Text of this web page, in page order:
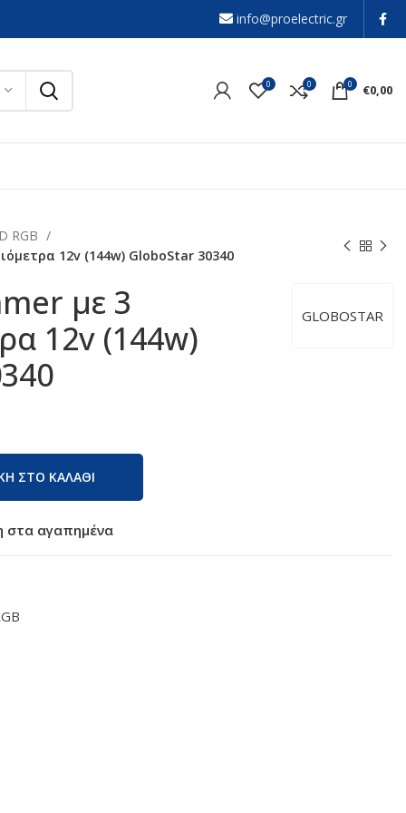
info@proelectric.gr
0 0 0 €0,00
RGB
12v (144w) GloboStar 30340
GLOBOSTAR
με 3
12v (144w)
ΣΤΟ ΚΑΛΑΘΙ
στα αγαπημένα